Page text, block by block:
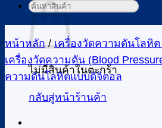
ไม่มีสินค้าในตะกร้า
กลับสู่หน้าร้านค้า
ค้นหา:
หน้าหลัก / เครื่องวัดความดันโลหิ
เครื่องวัดความดัน (Blood
ความดันโลหิตแบบดิจิตอล